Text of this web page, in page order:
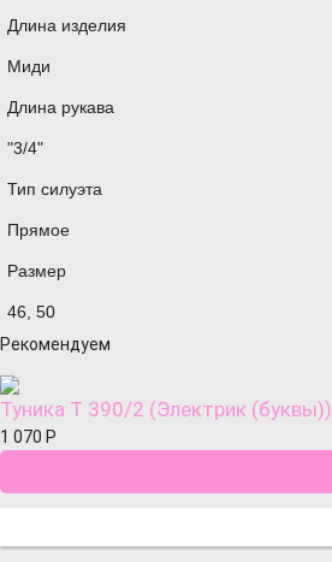
Длина изделия
Миди
Длина рукава
"3/4"
Тип силуэта
Прямое
Размер
46, 50
Рекомендуем
Туника Т 390/2 (Электрик (буквы))
1 070 Р